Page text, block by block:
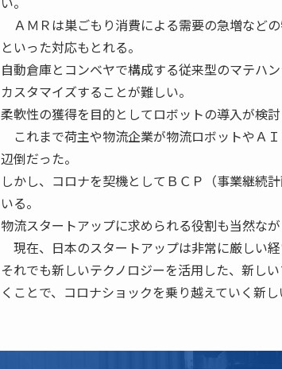
ＡＭＲは巣ごもり消費による需要の急増など
といった対応もとれる。
自動倉庫とコンベヤで構成する従来型のマテハ
カスタマイズすることが難しい。
柔軟性の獲得を目的としてロボットの導入が検討
これまで荷主や物流企業が物流ロボットやＡ
辺倒だった。
しかし、コロナを契機としてＢＣＰ（事業継続
いる。
物流スタートアップに求められる役割も当然なが
現在、日本のスタートアップは非常に厳しい経
それでも新しいテクノロジーを活用した、新し
くことで、コロナショックを乗り越えていく新